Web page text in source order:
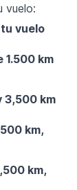
vuelo:
vuelo
1.500 km
3,500 km
km,
km,